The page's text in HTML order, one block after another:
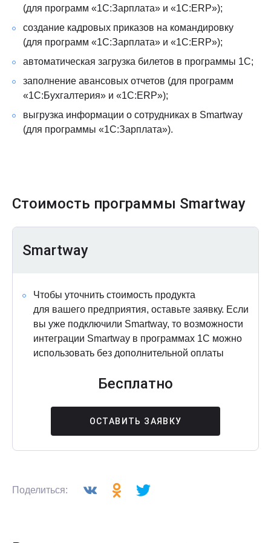
(для программ «1С:Зарплата» и «1С:ERP»);
создание кадровых приказов на командировку
(для программ «1С:Зарплата» и «1С:ERP»);
автоматическая загрузка билетов в программы 1С;
заполнение авансовых отчетов (для программ
«1С:Бухгалтерия» и «1С:ERP»);
выгрузка информации о сотрудниках в Smartway
(для программы «1С:Зарплата»).
Стоимость программы Smartway
Smartway
Чтобы уточнить стоимость продукта
для вашего предприятия, оставьте заявку. Если
вы уже подключили Smartway, то возможности
интеграции Smartway в программах 1С можно
использовать без дополнительной оплаты
ОСТАВИТЬ ЗАЯВКУ
Бесплатно
Поделиться: